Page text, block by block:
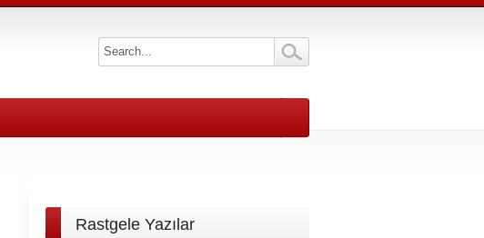
Rastgele Yazılar